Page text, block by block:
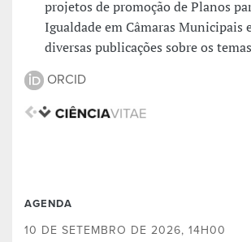
projetos de promoção de Planos
Igualdade em Câmaras Municipais
diversas publicações sobre os
ORCID
AGENDA
10 DE SETEMBRO DE 2026, 14H00